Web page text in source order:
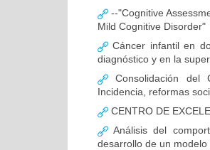
--"Cognitive
Mild Cognitive Disorder"
Cáncer infantil en
diagnóstico y en la
Consolidación del
Incidencia, reformas
CENTRO DE
Análisis del
desarrollo de un